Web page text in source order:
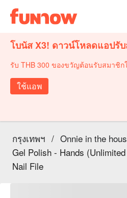
โบนัส X3! ดาวน์โหลดแอปรั
รับ THB 300 ของขวัญต้อนรับสมาชิก
ใช้แอพ
กรุงเทพฯ / Onnie in the
Gel Polish - Hands
Nail File